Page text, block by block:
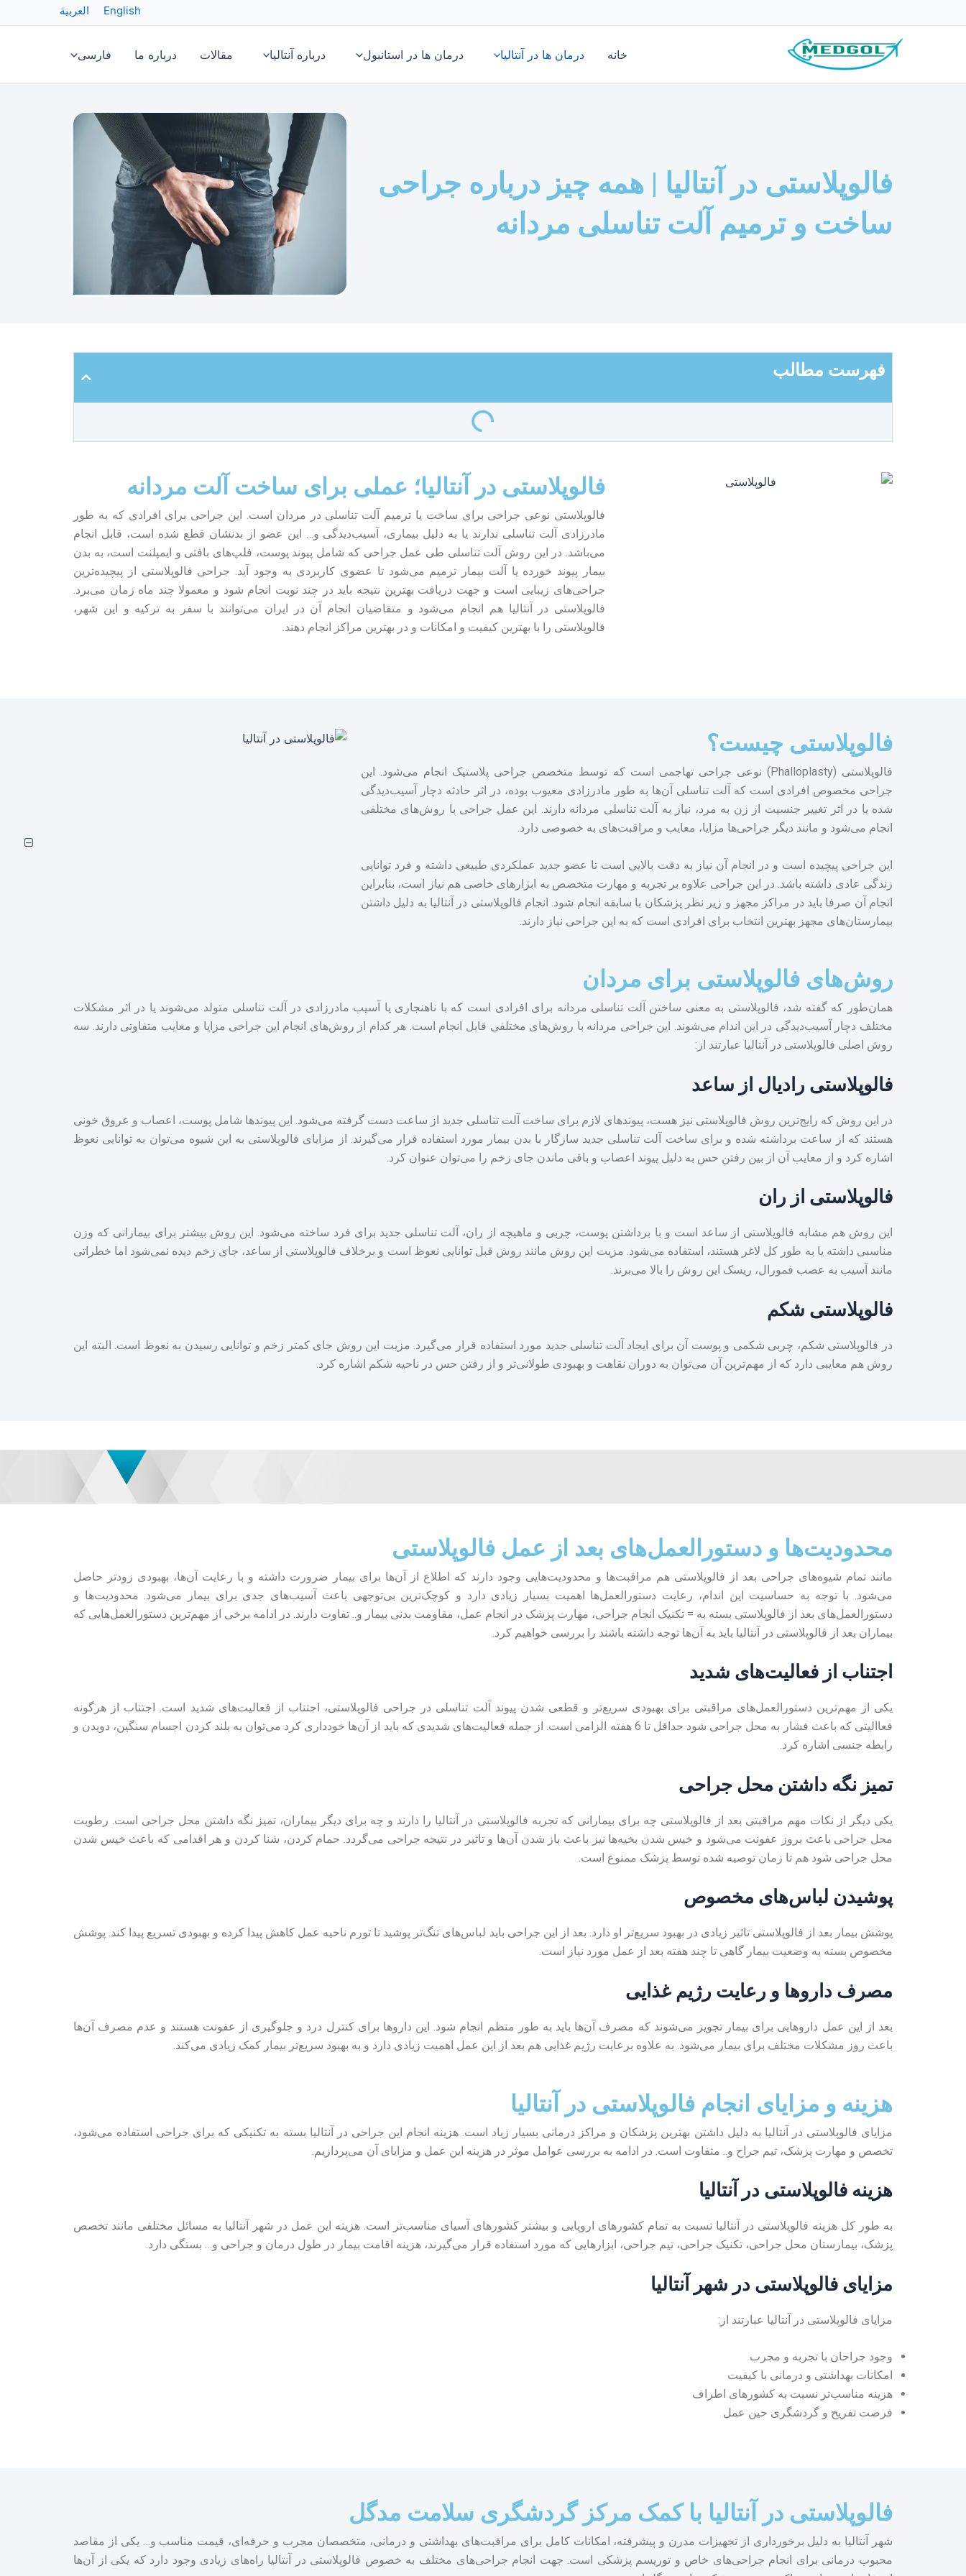
English العربية
خانه درمان ها در آنتالیا درمان ها در استانبول درباره آنتالیا مقالات درباره ما فارسی
فالوپلاستی در آنتالیا | همه چیز درباره جراحی
ساخت و ترمیم آلت تناسلی مردانه
فهرست مطالب
فالوپلاستی در آنتالیا؛ عملی برای ساخت آلت مردانه
فالوپلاستی نوعی جراحی برای ساخت یا ترمیم آلت تناسلی در مردان است. این جراحی برای افرادی که به طور
مادرزادی آلت تناسلی ندارند یا به دلیل بیماری، آسیب‌دیدگی و… این عضو از بدنشان قطع شده است، قابل انجام
می‌باشد. در این روش آلت تناسلی طی عمل جراحی که شامل پیوند پوست، فلپ‌های بافتی و ایمپلنت است، به بدن
بیمار پیوند خورده یا آلت بیمار ترمیم می‌شود تا عضوی کاربردی به وجود آید. جراحی فالوپلاستی از پیچیده‌ترین
جراحی‌های زیبایی است و جهت دریافت بهترین نتیجه باید در چند نوبت انجام شود و معمولا چند ماه زمان می‌برد.
فالوپلاستی در آنتالیا هم انجام می‌شود و متقاضیان انجام آن در ایران می‌توانند با سفر به ترکیه و این شهر،
فالوپلاستی را با بهترین کیفیت و امکانات و در بهترین مراکز انجام دهند.
فالوپلاستی چیست؟
فالوپلاستی (Phalloplasty) نوعی جراحی تهاجمی است که توسط متخصص جراحی پلاستیک انجام می‌شود. این
جراحی مخصوص افرادی است که آلت تناسلی آن‌ها به طور مادرزادی معیوب بوده، در اثر حادثه دچار آسیب‌دیدگی
شده یا در اثر تغییر جنسیت از زن به مرد، نیاز به آلت تناسلی مردانه دارند. این عمل جراحی با روش‌های مختلفی
انجام می‌شود و مانند دیگر جراحی‌ها مزایا، معایب و مراقبت‌های به خصوصی دارد.
این جراحی پیچیده است و در انجام آن نیاز به دقت بالایی است تا عضو جدید عملکردی طبیعی داشته و فرد توانایی
زندگی عادی داشته باشد. در این جراحی علاوه بر تجربه و مهارت متخصص به ابزارهای خاصی هم نیاز است، بنابراین
انجام آن صرفا باید در مراکز مجهز و زیر نظر پزشکان با سابقه انجام شود. انجام فالوپلاستی در آنتالیا به دلیل داشتن
بیمارستان‌های مجهز بهترین انتخاب برای افرادی است که به این جراحی نیاز دارند.
روش‌های فالوپلاستی برای مردان
همان‌طور که گفته شد، فالوپلاستی به معنی ساختن آلت تناسلی مردانه برای افرادی است که با ناهنجاری یا آسیب مادرزادی در آلت تناسلی متولد می‌شوند یا در اثر مشکلات
مختلف دچار آسیب‌دیدگی در این اندام می‌شوند. این جراحی مردانه با روش‌های مختلفی قابل انجام است. هر کدام از روش‌های انجام این جراحی مزایا و معایب متفاوتی دارند. سه
روش اصلی فالوپلاستی در آنتالیا عبارتند از:
فالوپلاستی رادیال از ساعد
در این روش که رایج‌ترین روش فالوپلاستی نیز هست، پیوندهای لازم برای ساخت آلت تناسلی جدید از ساعت دست گرفته می‌شود. این پیوندها شامل پوست، اعصاب و عروق خونی
هستند که از ساعت برداشته شده و برای ساخت آلت تناسلی جدید سازگار با بدن بیمار مورد استفاده قرار می‌گیرند. از مزایای فالوپلاستی به این شیوه می‌توان به توانایی نعوظ
اشاره کرد و از معایب آن از بین رفتن حس به دلیل پیوند اعصاب و باقی ماندن جای زخم را می‌توان عنوان کرد.
فالوپلاستی از ران
این روش هم مشابه فالوپلاستی از ساعد است و با برداشتن پوست، چربی و ماهیچه از ران، آلت تناسلی جدید برای فرد ساخته می‌شود. این روش بیشتر برای بیمارانی که وزن
مناسبی داشته یا به طور کل لاغر هستند، استفاده می‌شود. مزیت این روش مانند روش قبل توانایی نعوظ است و برخلاف فالوپلاستی از ساعد، جای زخم دیده نمی‌شود اما خطراتی
مانند آسیب به عصب فمورال، ریسک این روش را بالا می‌برند.
فالوپلاستی شکم
در فالوپلاستی شکم، چربی شکمی و پوست آن برای ایجاد آلت تناسلی جدید مورد استفاده قرار می‌گیرد. مزیت این روش جای کمتر زخم و توانایی رسیدن به نعوظ است. البته این
روش هم معایبی دارد که از مهم‌ترین آن می‌توان به دوران نقاهت و بهبودی طولانی‌تر و از رفتن حس در ناحیه شکم اشاره کرد.
محدودیت‌ها و دستورالعمل‌های بعد از عمل فالوپلاستی
مانند تمام شیوه‌های جراحی بعد از فالوپلاستی هم مراقبت‌ها و محدودیت‌هایی وجود دارند که اطلاع از آ‌ن‌ها برای بیمار ضرورت داشته و با رعایت آن‌ها، بهبودی زودتر حاصل
می‌شود. با توجه به حساسیت این اندام، رعایت دستورالعمل‌ها اهمیت بسیار زیادی دارد و کوچک‌ترین بی‌توجهی باعث آسیب‌های جدی برای بیمار می‌شود. محدودیت‌ها و
دستورالعمل‌های بعد از فالوپلاستی بسته به = تکنیک انجام جراحی، مهارت پزشک در انجام عمل، مقاومت بدنی بیمار و.. تفاوت دارند. در ادامه برخی از مهم‌ترین دستورالعمل‌هایی که
بیماران بعد از فالوپلاستی در آنتالیا باید به آن‌ها توجه داشته باشند را بررسی خواهیم کرد.
اجتناب از فعالیت‌های شدید
یکی از مهم‌ترین دستورالعمل‌های مراقبتی برای بهبودی سریع‌تر و قطعی‌ شدن پیوند آلت تناسلی در جراحی فالوپلاستی، اجتناب از فعالیت‌‌های شدید است. اجتناب از هرگونه
فعاالیتی که باعث فشار به محل جراحی شود حداقل تا 6 هفته الزامی است. از جمله فعالیت‌های شدیدی که باید از آن‌ها خودداری کرد می‌توان به بلند کردن اجسام سنگین، دویدن و
رابطه جنسی اشاره کرد.
تمیز نگه داشتن محل جراحی
یکی دیگر از نکات مهم مراقبتی بعد از فالوپلاستی چه برای بیمارانی که تجربه فالوپلاستی در آنتالیا را دارند و چه برای دیگر بیماران، تمیز نگه داشتن محل جراحی است. رطوبت
محل جراحی باعث بروز عفونت می‌شود و خیس شدن بخیه‌ها نیز باعث باز شدن آن‌ها و تاثیر در نتیجه جراحی می‌گردد. حمام کردن، شنا کردن و هر اقدامی که باعث خیس شدن
محل جراحی شود هم تا زمان توصیه شده توسط پزشک ممنوع است.
پوشیدن لباس‌های مخصوص
پوشش بیمار بعد از فالوپلاستی تاثیر زیادی در بهبود سریع‌تر او دارد. بعد از این جراحی باید لباس‌های تنگ‌تر پوشید تا تورم ناحیه عمل کاهش پیدا کرده و بهبودی تسریع پیدا کند. پوشش
مخصوص بسته به وضعیت بیمار گاهی تا چند هفته بعد از عمل مورد نیاز است.
مصرف داروها و رعایت رژیم غذایی
بعد از این عمل داروهایی برای بیمار تجویز می‌شوند که مصرف آن‌ها باید به طور منظم انجام شود. این داروها برای کنترل درد و جلوگیری از عفونت هستند و عدم مصرف آن‌ها
باعث روز مشکلات مختلف برای بیمار می‌شود. به علاوه برعایت رژیم غذایی هم بعد از این عمل اهمیت زیادی دارد و به بهبود سریع‌تر بیمار کمک زیادی می‌کند.
هزینه و مزایای انجام فالوپلاستی در آنتالیا
مزایای فالوپلاستی در آنتالیا به دلیل داشتن بهترین پزشکان و مراکز درمانی بسیار زیاد است. هزینه انجام این جراحی در آنتالیا بسته به تکنیکی که برای جراحی استفاده می‌شود،
تخصص و مهارت پزشک، تیم جراح و.. متفاوت است. در ادامه به بررسی عوامل موثر در هزینه این عمل و مزایای آن می‌پردازیم.
هزینه فالوپلاستی در آنتالیا
به طور کل هزینه فالوپلاستی در آنتالیا نسبت به تمام کشورهای اروپایی و بیشتر کشورهای آسیای مناسب‌تر است. هزینه این عمل در شهر آنتالیا به مسائل مختلفی مانند تخصص
پزشک، بیمارستان محل جراحی، تکنیک جراحی، تیم جراحی، ابزارهایی که مورد استفاده قرار می‌گیرند، هزینه اقامت بیمار در طول درمان و جراحی و… بستگی دارد.
مزایای فالوپلاستی در شهر آنتالیا
مزایای فالوپلاستی در آنتالیا عبارتند از:
وجود جراحان با تجربه و مجرب
امکانات بهداشتی و درمانی با کیفیت
هزینه مناسب‌تر نسبت به کشورهای اطراف
فرصت‌ تفریح و گردشگری حین عمل
فالوپلاستی در آنتالیا با کمک مرکز گردشگری سلامت مدگل
شهر آنتالیا به دلیل برخورداری از تجهیزات مدرن و پیشرفته، امکانات کامل برای مراقبت‌های بهداشتی و درمانی، متخصصان مجرب و حرفه‌ای، قیمت‌ مناسب و… یکی از مقاصد
محبوب درمانی برای انجام جراحی‌های خاص و توریسم پزشکی است. جهت انجام جراحی‌های مختلف به خصوص فالوپلاستی در آنتالیا راه‌های زیادی وجود دارد که یکی از آن‌ها